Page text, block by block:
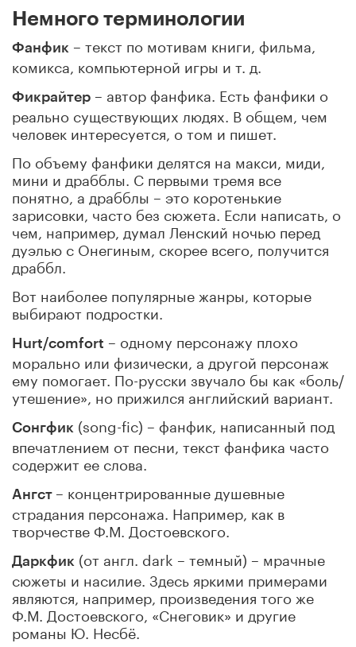
Немного терминологии
Фанфик – текст по мотивам книги, фильма,
комикса, компьютерной игры и т. д.
Фикрайтер – автор фанфика. Есть фанфики о
реально существующих людях. В общем, чем
человек интересуется, о том и пишет.
По объему фанфики делятся на макси, миди,
мини и драбблы. С первыми тремя все
понятно, а драбблы – это коротенькие
зарисовки, часто без сюжета. Если написать, о
чем, например, думал Ленский ночью перед
дуэлью с Онегиным, скорее всего, получится
драббл.
Вот наиболее популярные жанры, которые
выбирают подростки.
Hurt/comfort – одному персонажу плохо
морально или физически, а другой персонаж
ему помогает. По-русски звучало бы как «боль/
утешение», но прижился английский вариант.
Сонгфик (song-fic) – фанфик, написанный под
впечатлением от песни, текст фанфика часто
содержит ее слова.
Ангст – концентрированные душевные
страдания персонажа. Например, как в
творчестве Ф.М. Достоевского.
Даркфик (от англ. dark – темный) – мрачные
сюжеты и насилие. Здесь яркими примерами
являются, например, произведения того же
Ф.М. Достоевского, «Снеговик» и другие
романы Ю. Несбë.